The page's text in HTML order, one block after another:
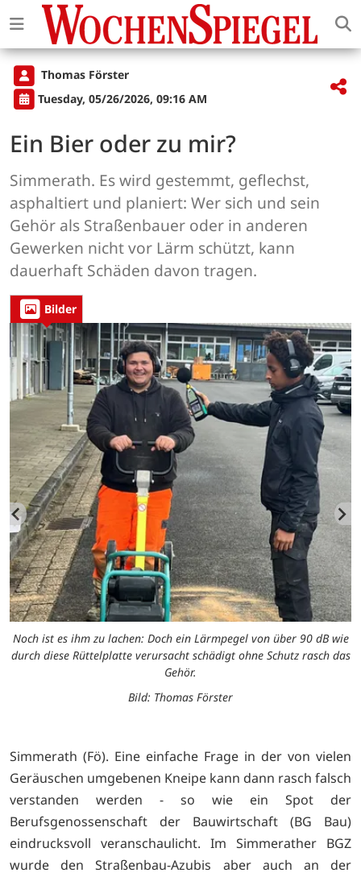
Thomas Förster
Tuesday, 05/26/2026, 09:16 AM
Ein Bier oder zu mir?
Simmerath. Es wird gestemmt, geflechst,
asphaltiert und planiert: Wer sich und sein
Gehör als Straßenbauer oder in anderen
Gewerken nicht vor Lärm schützt, kann
dauerhaft Schäden davon tragen.
Bilder
Noch ist es ihm zu lachen: Doch ein Lärmpegel von über 90 dB wie
durch diese Rüttelplatte verursacht schädigt ohne Schutz rasch das
Gehör.
Bild: Thomas Förster
Simmerath (Fö). Eine einfache Frage in der von vielen
Geräuschen umgebenen Kneipe kann dann rasch falsch
verstanden werden - so wie ein Spot der
Berufsgenossenschaft der Bauwirtschaft (BG Bau)
eindrucksvoll veranschaulicht. Im Simmerather BGZ
wurde den Straßenbau-Azubis aber auch an der